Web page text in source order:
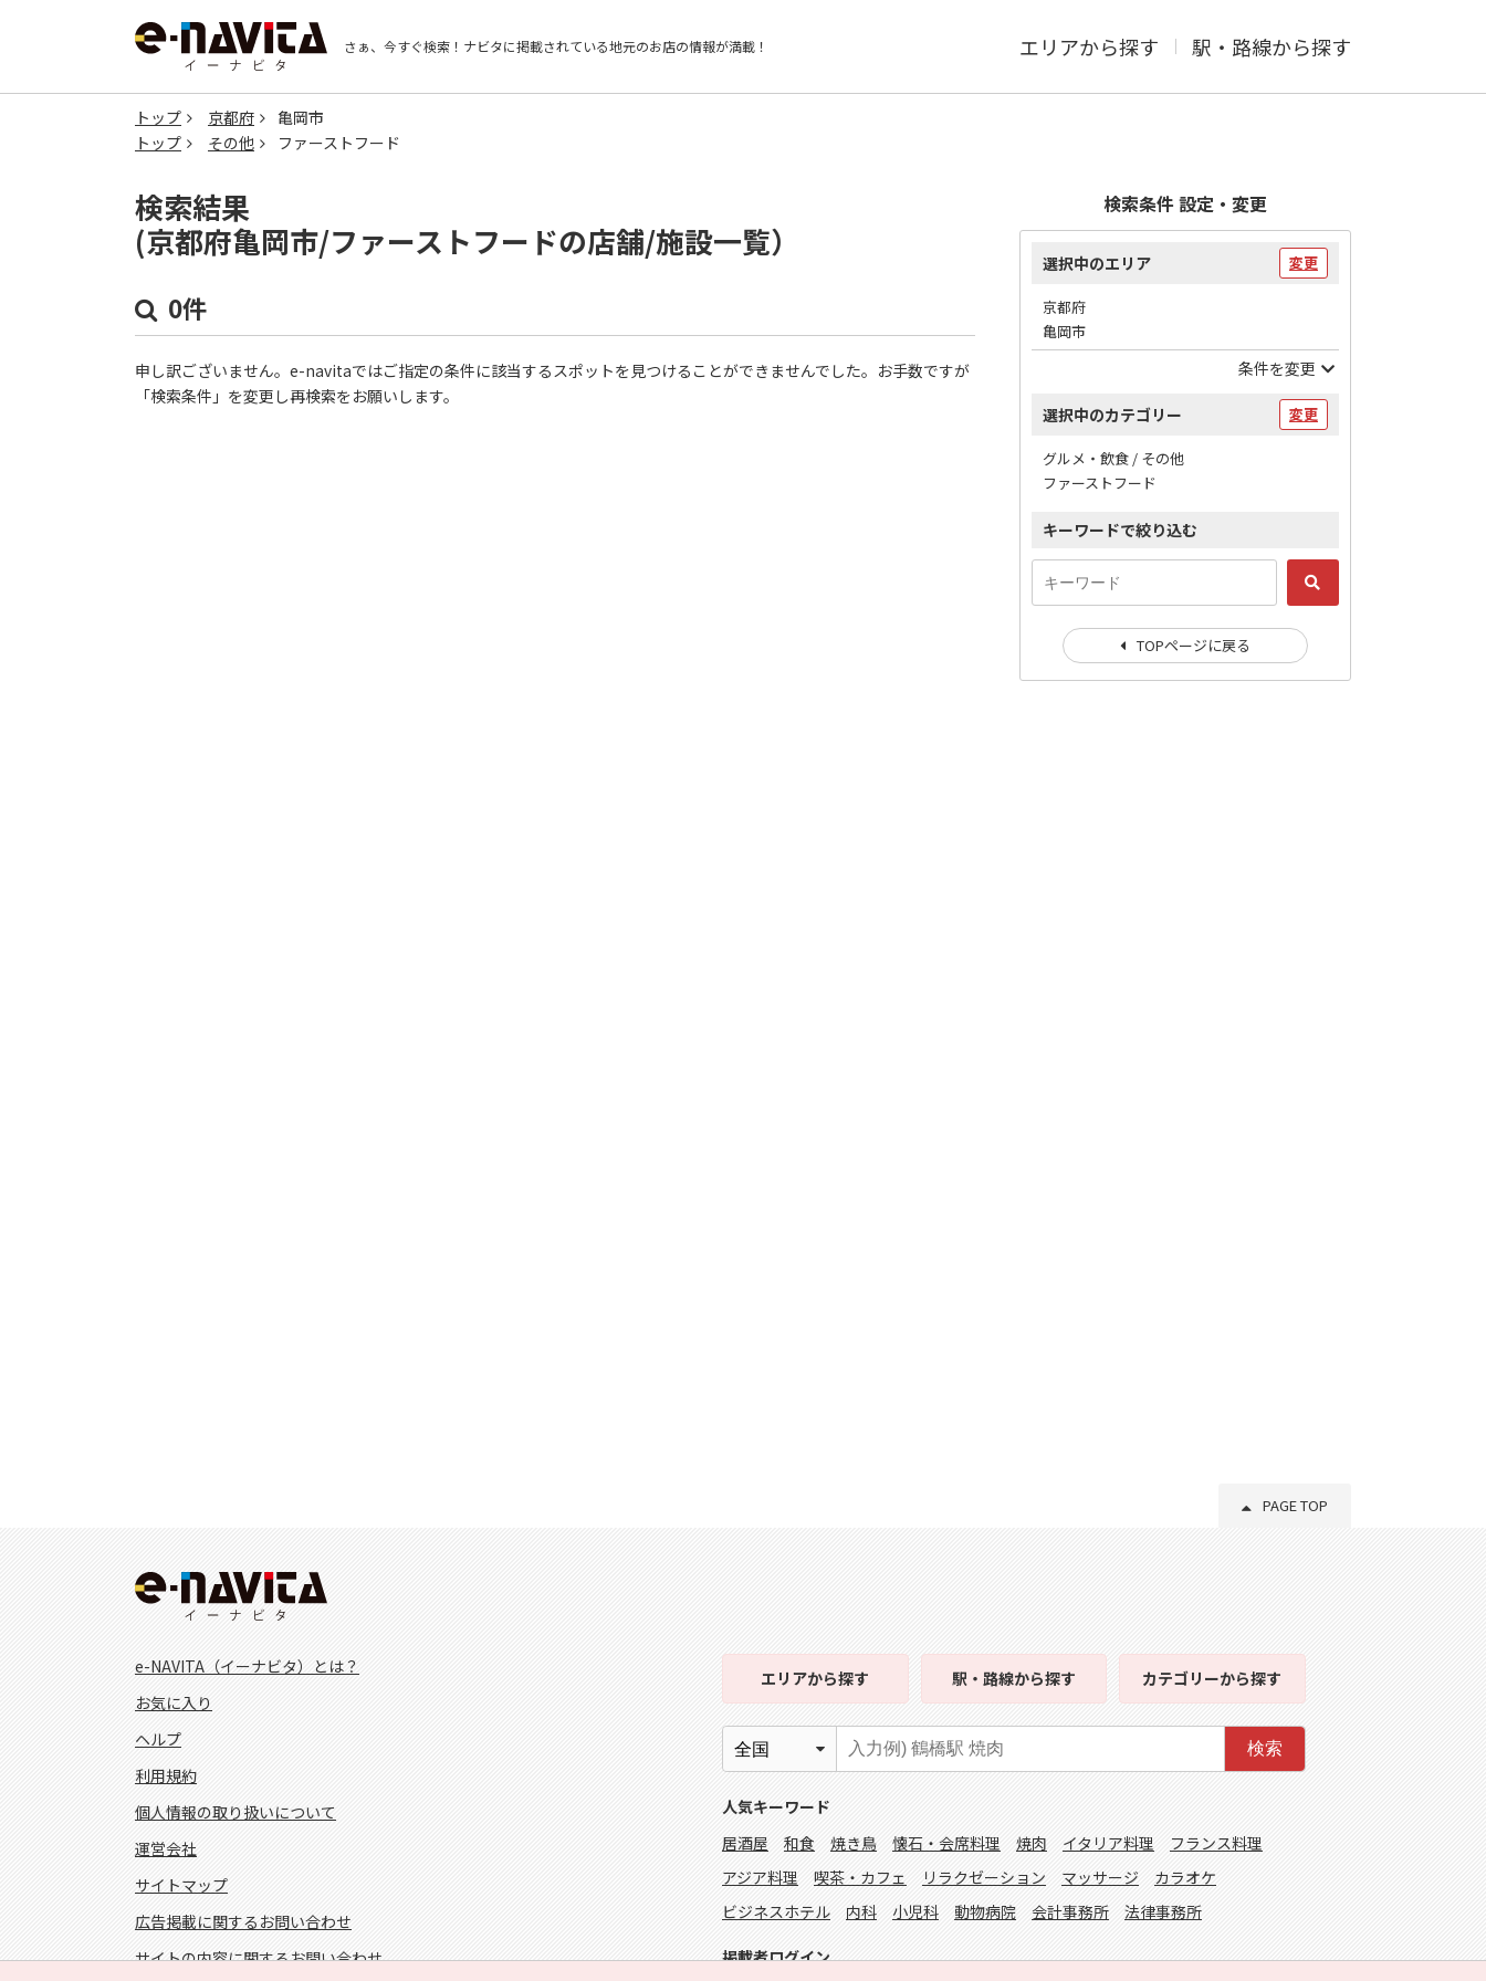
さぁ、今すぐ検索！ ナビタに掲載されている地元のお店の情報が満載！ エリアから探す 駅・路線から探す
トップ 京都府
亀岡市
トップ
その他 ファーストフード
検索結果
(京都府亀岡市/ファーストフードの店舗/施設一覧）
0件
申し訳ございません。e-navitaではご指定の条件に該当するスポットを見つけることができませんでした。お手数ですが
「検索条件」を変更し再検索をお願いします。
検索条件 設定・変更
選択中のエリア 変更
京都府
亀岡市
条件を変更
選択中のカテゴリー 変更
グルメ・飲食 / その他
ファーストフード
キーワードで絞り込む
TOPページに戻る
PAGE TOP
e-NAVITA（イーナビタ）とは？
お気に入り
ヘルプ
利用規約
個人情報の取り扱いについて
運営会社
サイトマップ
広告掲載に関するお問い合わせ
サイトの内容に関するお問い合わせ
エリアから探す 駅・路線から探す カテゴリーから探す
検索
人気キーワード
居酒屋
和食 焼き鳥 懐石・会席料理 焼肉 イタリア料理
フランス料理
アジア料理
喫茶・カフェ リラクゼーション マッサージ
カラオケ
ビジネスホテル
内科 小児科 動物病院 会計事務所 法律事務所
掲載者ログイン